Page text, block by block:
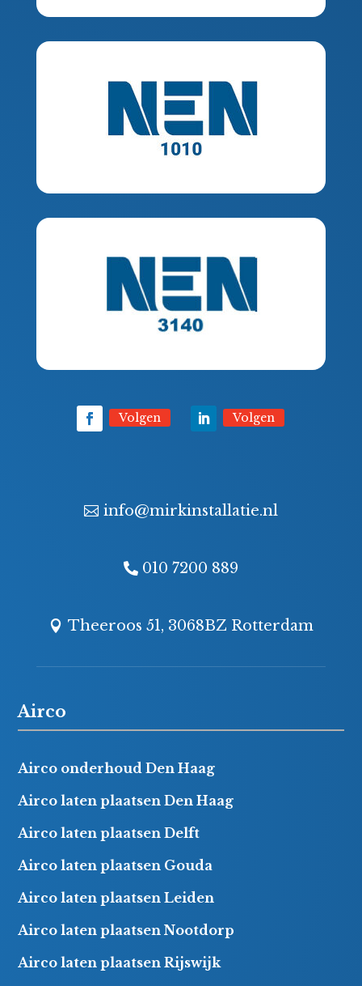
Volgen Volgen
info@mirkinstallatie.nl
010 7200 889
Theeroos 51, 3068BZ Rotterdam
Airco
Airco onderhoud Den Haag
Airco laten plaatsen Den Haag
Airco laten plaatsen Delft
Airco laten plaatsen Gouda
Airco laten plaatsen Leiden
Airco laten plaatsen Nootdorp
Airco laten plaatsen Rijswijk